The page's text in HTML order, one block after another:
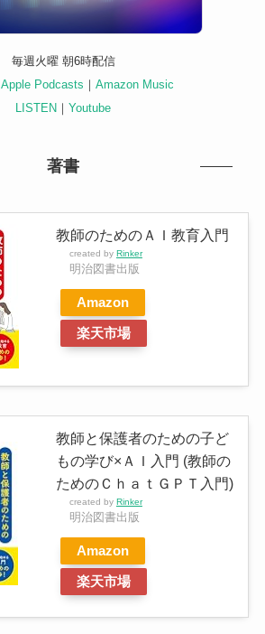
毎週火曜 朝6時配信
Apple Podcasts ｜ Amazon Music
LISTEN ｜ Youtube
著書
教師のためのＡＩ教育入門
created by Rinker
明治図書出版
Amazon
楽天市場
教師と保護者のための子ど
もの学び×ＡＩ入門 (教師の
ためのＣｈａｔＧＰＴ入門)
created by Rinker
明治図書出版
Amazon
楽天市場